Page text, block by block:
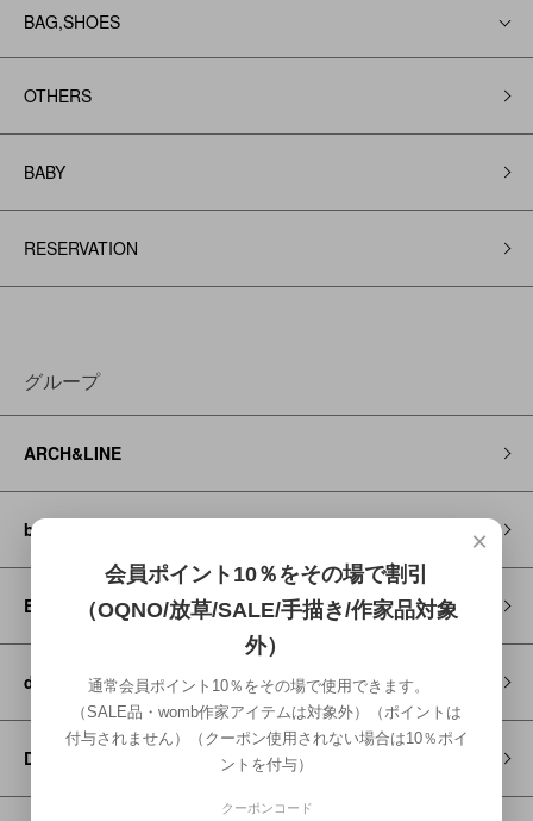
BAG,SHOES
OTHERS
BABY
RESERVATION
グループ
ARCH&LINE
blundstone
Brocante / DMG
decorate
DENIM DUNGAREE
×
会員ポイント10％をその場で割引
（OQNO/放草/SALE/手描き/作家品対象
外）
通常会員ポイント10％をその場で使用できます。
（SALE品・womb作家アイテムは対象外）（ポイントは
付与されません）（クーポン使用されない場合は10％ポイ
ントを付与）
クーポンコード